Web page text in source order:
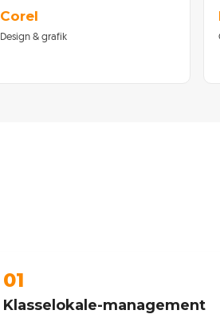
Corel
Design & grafik
01
Klasselokale-management